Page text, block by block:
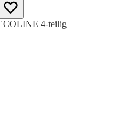
4-teilig